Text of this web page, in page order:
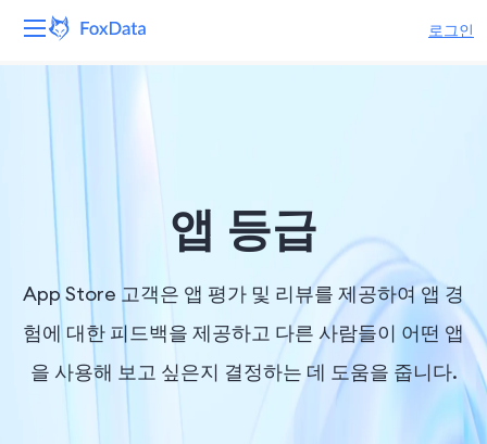
로그인
회사
앱 등급
App Store 고객은 앱 평가 및 리뷰를 제공하여 앱 경
험에 대한 피드백을 제공하고 다른 사람들이 어떤 앱
을 사용해 보고 싶은지 결정하는 데 도움을 줍니다.